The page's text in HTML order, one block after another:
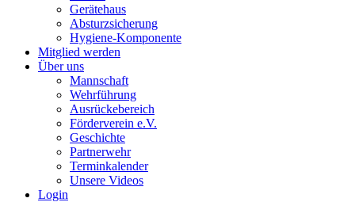
Gerätehaus
Absturzsicherung
Hygiene-Komponente
Mitglied werden
Über uns
Mannschaft
Wehrführung
Ausrückebereich
Förderverein e.V.
Geschichte
Partnerwehr
Terminkalender
Unsere Videos
Login